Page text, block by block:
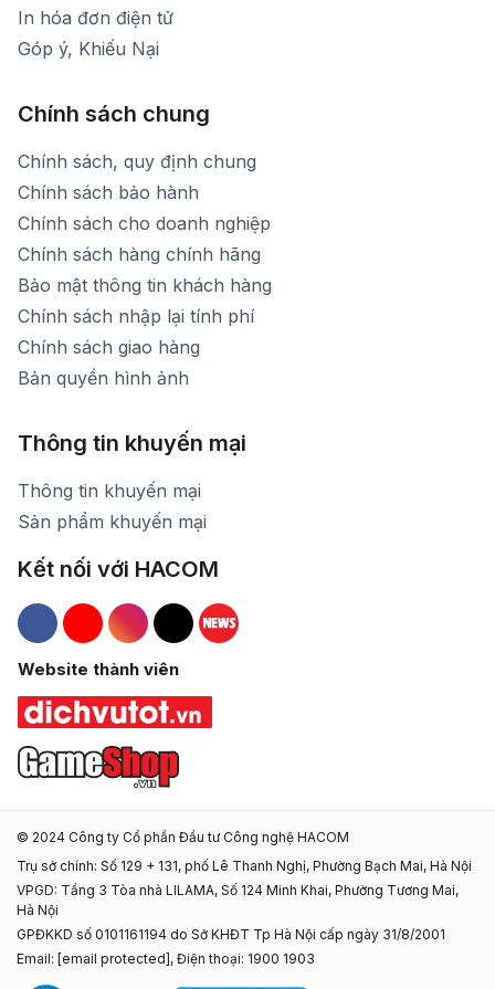
In hóa đơn điện tử
Góp ý, Khiếu Nại
Chính sách chung
Chính sách, quy định chung
Chính sách bảo hành
Chính sách cho doanh nghiệp
Chính sách hàng chính hãng
Bảo mật thông tin khách hàng
Chính sách nhập lại tính phí
Chính sách giao hàng
Bản quyền hình ảnh
Thông tin khuyến mại
Thông tin khuyến mại
Sản phẩm khuyến mại
Kết nối với HACOM
Hacom Facebook
Hacom YouTube
Hacom Instagram
Hacom TikTok
Website thành viên
© 2024 Công ty Cổ phần Đầu tư Công nghệ HACOM
Trụ sở chính: Số 129 + 131, phố Lê Thanh Nghị, Phường Bạch Mai, Hà Nội
VPGD: Tầng 3 Tòa nhà LILAMA, Số 124 Minh Khai, Phường Tương Mai,
Hà Nội
GPĐKKD số 0101161194 do Sở KHĐT Tp Hà Nội cấp ngày 31/8/2001
Email: [email protected] , Điện thoại: 1900 1903